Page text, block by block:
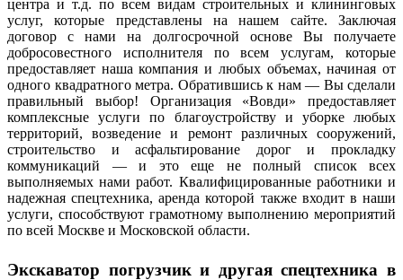
центра и т.д. по всем видам строительных и клининговых
услуг, которые представлены на нашем сайте. Заключая
договор с нами на долгосрочной основе Вы получаете
добросовестного исполнителя по всем услугам, которые
предоставляет наша компания и любых объемах, начиная от
одного квадратного метра. Обратившись к нам — Вы сделали
правильный выбор! Организация «Вовди» предоставляет
комплексные услуги по благоустройству и уборке любых
территорий, возведение и ремонт различных сооружений,
строительство и асфальтирование дорог и прокладку
коммуникаций — и это еще не полный список всех
выполняемых нами работ. Квалифицированные работники и
надежная спецтехника, аренда которой также входит в наши
услуги, способствуют грамотному выполнению мероприятий
по всей Москве и Московской области.
Экскаватор погрузчик и другая спецтехника в